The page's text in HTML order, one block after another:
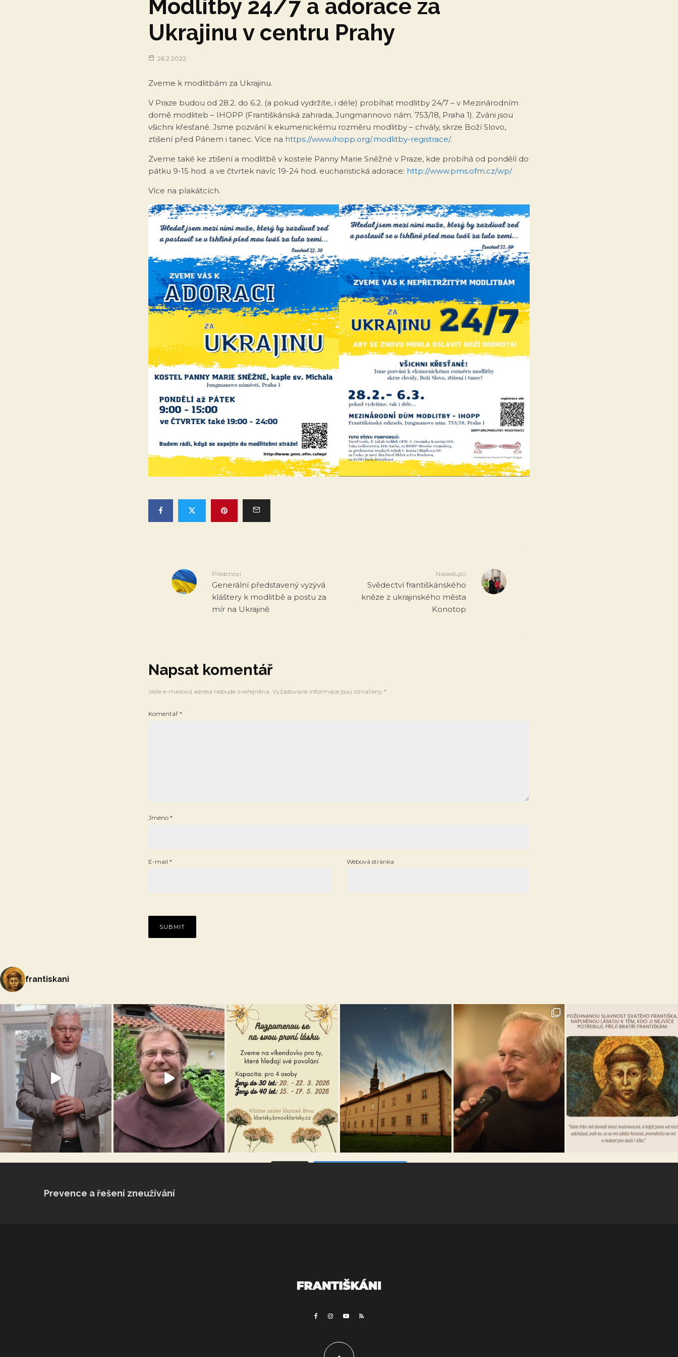
Modlitby 24/7 a adorace za
Ukrajinu v centru Prahy
26.2.2022
Zveme k modlitbám za Ukrajinu.
V Praze budou od 28.2. do 6.2. (a pokud vydržíte, i déle) probíhat modlitby 24/7 – v Mezinárodním
domě modliteb – IHOPP (Františkánská zahrada, Jungmannovo nám. 753/18, Praha 1). Zváni jsou
všichni křesťané. Jsme pozvání k ekumenickému rozměru modlitby – chvály, skrze Boží Slovo,
ztišení před Pánem i tanec. Více na https://www.ihopp.org/.modlitby-registrace/.
Zveme také ke ztišení a modlitbě v kostele Panny Marie Sněžné v Praze, kde probíhá od pondělí do
pátku 9-15 hod. a ve čtvrtek navíc 19-24 hod. eucharistická adorace: http://www.pms.ofm.cz/wp/
Více na plakátcích.
Předchozí
Generální představený vyzývá
kláštery k modlitbě a postu za
mír na Ukrajině
Následující
Svědectví františkánského
kněze z ukrajinského města
Konotop
Napsat komentář
Vaše e-mailová adresa nebude zveřejněna. Vyžadované informace jsou označeny *
Komentář *
Jméno *
E-mail * Webová stránka
frantiskani
Prevence a řešení zneužívání